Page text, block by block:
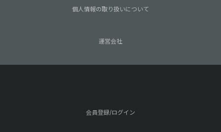
個人情報の取り扱いについて
運営会社
会員登録/ログイン